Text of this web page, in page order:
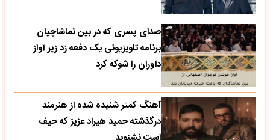
صدای پسری که در بین تماشاچیان
برنامه تلویزیونی یک دفعه زد زیر آواز
داوران را شوکه کرد
آهنگ کمتر شنیده شده از هنرمند
درگذشته حمید هیراد عزیز که حیف